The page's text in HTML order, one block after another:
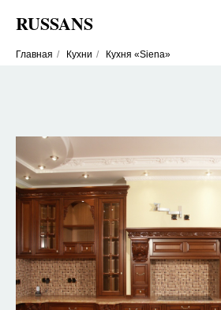
RUSSANS
Главная / Кухни / Кухня «Siena»